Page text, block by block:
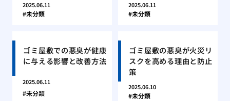
2025.06.11
未分類
2025.06.11
未分類
ゴミ屋敷での悪臭が健康
に与える影響と改善方法
2025.06.11
未分類
ゴミ屋敷の悪臭が火災リ
スクを高める理由と防止
策
2025.06.10
未分類